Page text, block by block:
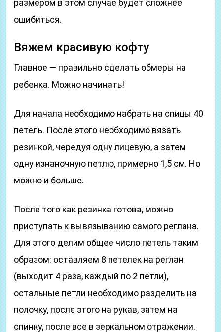
размером в этом случае будет сложнее
ошибиться.
Вяжем красивую кофту
Главное — правильно сделать обмеры на
ребенка. Можно начинать!
Для начала необходимо набрать на спицы 40
петель. После этого необходимо вязать
резинкой, чередуя одну лицевую, а затем
одну изнаночную петлю, примерно 1,5 см. Но
можно и больше.
После того как резинка готова, можно
приступать к вывязыванию самого реглана.
Для этого делим общее число петель таким
образом: оставляем 8 петелек на реглан
(выходит 4 раза, каждый по 2 петли),
остальные петли необходимо разделить на
полочку, после этого на рукав, затем на
спинку, после все в зеркальном отражении.